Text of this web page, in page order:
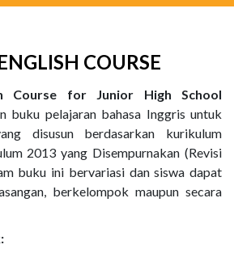
COURSE
Course for Junior High School
buku pelajaran bahasa Inggris untuk
disusun berdasarkan kurikulum
2013 yang Disempurnakan (Revisi
buku ini bervariasi dan siswa dapat
berkelompok maupun secara